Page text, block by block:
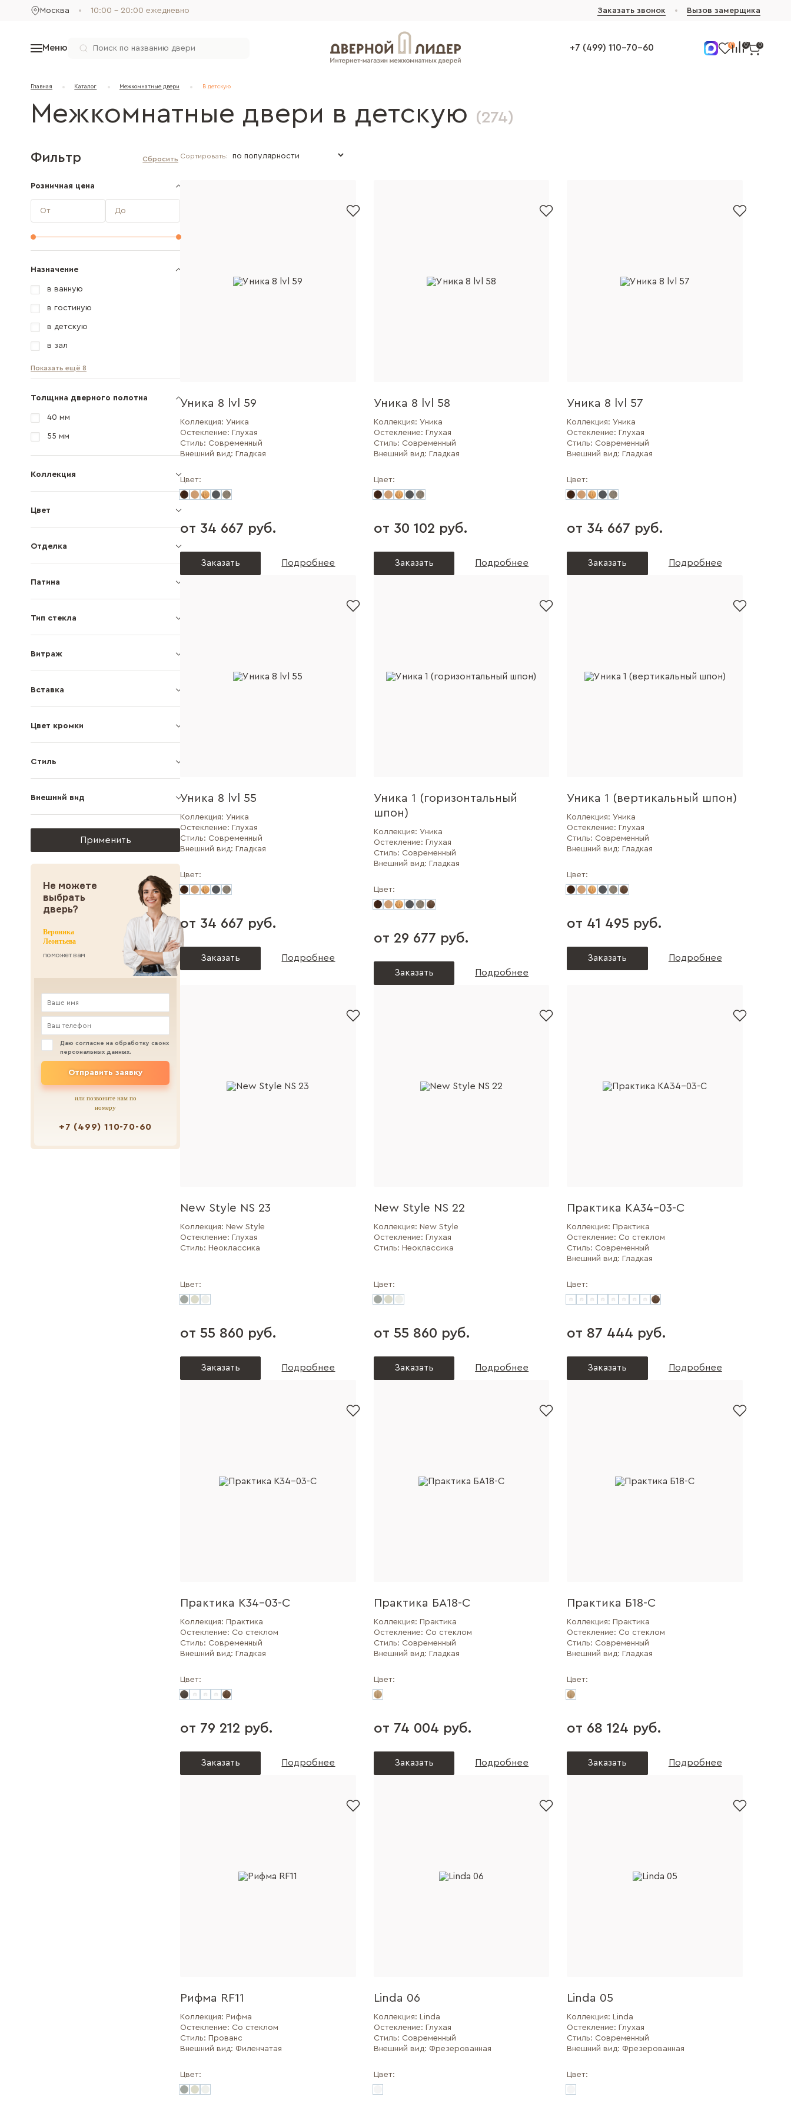
Москва 10:00 - 20:00 ежедневно Заказать звонок Вызов замерщика
Меню +7 (499) 110-70-60 0 0 0
Главная Каталог Межкомнатные двери В детскую
Межкомнатные двери в детскую (274)
Фильтр
Розничная цена
От До
Назначение
в ванную
в гостиную
в детскую
в зал
Показать ещё 8
Толщина дверного полотна
40 мм
55 мм
Коллекция
Цвет
Отделка
Патина
Тип стекла
Витраж
Вставка
Цвет кромки
Стиль
Внешний вид
Не можете
выбрать
дверь?
Вероника
Леонтьева
поможет вам
Даю согласие на обработку своих
персональных данных.
Отправить заявку
или позвоните нам по
номеру
+7 (499) 110-70-60
Сортировать:
Уника 8 lvl 59
Коллекция: Уника
Остекление: Глухая
Стиль: Современный
Внешний вид: Гладкая
Цвет:
от 34 667 руб.
Заказать Подробнее
Уника 8 lvl 58
Коллекция: Уника
Остекление: Глухая
Стиль: Современный
Внешний вид: Гладкая
Цвет:
от 30 102 руб.
Заказать Подробнее
Уника 8 lvl 57
Коллекция:Уника
Остекление: Глухая
Стиль: Современный
Внешний вид: Гладкая
Цвет:
от 34 667 руб.
Заказать Подробнее
Уника 8 lvl 55
Коллекция: Уника
Остекление: Глухая
Стиль: Современный
Внешний вид: Гладкая
Цвет:
от 34 667 руб.
Заказать Подробнее
Уника 1 (горизонтальный
шпон)
Коллекция: Уника
Остекление: Глухая
Стиль: Современный
Внешний вид: Гладкая
Цвет:
от 29 677 руб.
Заказать Подробнее
Уника 1 (вертикальный шпон)
Коллекция:Уника
Остекление: Глухая
Стиль: Современный
Внешний вид: Гладкая
Цвет:
от 41 495 руб.
Заказать Подробнее
New Style NS 23
Коллекция: New Style
Остекление: Глухая
Стиль: Неоклассика
Цвет:
от 55 860 руб.
Заказать Подробнее
New Style NS 22
Коллекция: New Style
Остекление: Глухая
Стиль: Неоклассика
Цвет:
от 55 860 руб.
Заказать Подробнее
Практика КА34-03-С
Коллекция: Практика
Остекление: Со стеклом
Стиль: Современный
Внешний вид: Гладкая
Цвет:
от 87 444 руб.
Заказать Подробнее
Практика К34-03-С
Коллекция: Практика
Остекление: Со стеклом
Стиль: Современный
Внешний вид: Гладкая
Цвет:
от 79 212 руб.
Заказать Подробнее
Практика БА18-С
Коллекция: Практика
Остекление: Со стеклом
Стиль: Современный
Внешний вид: Гладкая
Цвет:
от 74 004 руб.
Заказать Подробнее
Практика Б18-С
Коллекция: Практика
Остекление: Со стеклом
Стиль: Современный
Внешний вид: Гладкая
Цвет:
от 68 124 руб.
Заказать Подробнее
Рифма RF11
Коллекция: Рифма
Остекление: Со стеклом
Стиль: Прованс
Внешний вид: Филенчатая
Цвет:
Linda 06
Коллекция: Linda
Остекление: Глухая
Стиль: Современный
Внешний вид: Фрезерованная
Цвет:
Linda 05
Коллекция: Linda
Остекление: Глухая
Стиль: Современный
Внешний вид: Фрезерованная
Цвет: